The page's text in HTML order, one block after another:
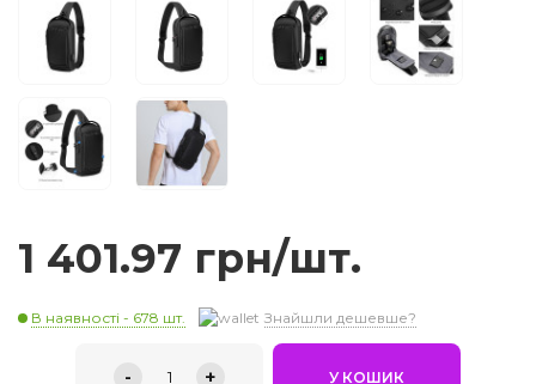
1 401.97 грн/шт.
В наявності - 678 шт. Знайшли дешевше?
- 1 + У КОШИК